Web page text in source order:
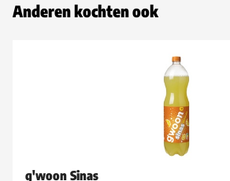
Anderen kochten ook
g'woon Sinas